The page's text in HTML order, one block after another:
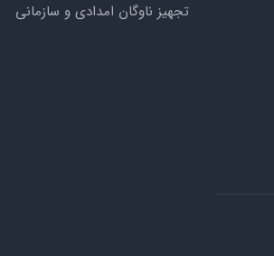
تجهیز ناوگان امدادی و سازمانی